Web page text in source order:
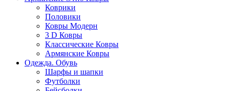
Коврики
Половики
Ковры Модерн
3 D Ковры
Классические Ковры
Армянские Ковры
Одежда. Обувь
Шарфы и шапки
Футболки